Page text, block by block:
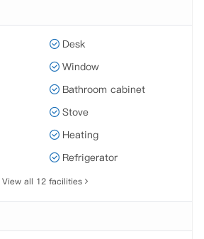
Desk
Window
Bathroom cabinet
Stove
Heating
Refrigerator
View all 12 facilities